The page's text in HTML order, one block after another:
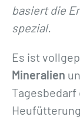
l
l
v
e
r
basiert die
spezial.
Es ist
Mineralien